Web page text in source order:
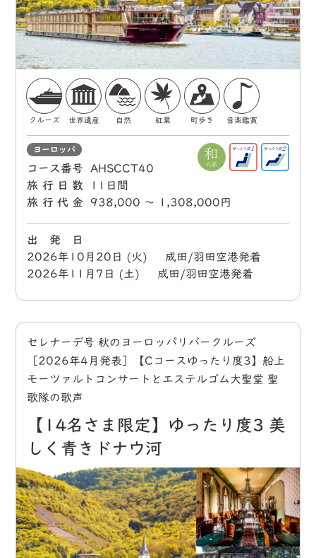
クルーズ 世界遺産 自然 紅葉 町歩き 音楽鑑賞
ヨーロッパ
コース番号
AHSCCT40
旅行日数
11日間
旅行代金
938,000 〜 1,308,000円
出 発 日
2026年10月20日 (火) 成田/羽田空港発着
2026年11月7日 (土) 成田/羽田空港発着
セレナーデ号 秋のヨーロッパリバークルーズ
［2026年4月発表］【Cコースゆったり度3】船上
モーツァルトコンサートとエステルゴム大聖堂 聖
歌隊の歌声
【14名さま限定】ゆったり度3 美
しく青きドナウ河